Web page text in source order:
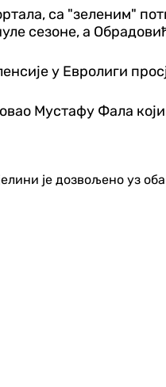
са "зеленим"
сезоне, а
у Евролиги
Мустафу Фала
је дозвољено уз